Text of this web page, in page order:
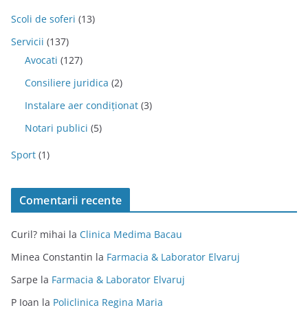
Scoli de soferi (13)
Servicii (137)
Avocati (127)
Consiliere juridica (2)
Instalare aer condiționat (3)
Notari publici (5)
Sport (1)
Comentarii recente
Curil? mihai la Clinica Medima Bacau
Minea Constantin la Farmacia & Laborator Elvaruj
Sarpe la Farmacia & Laborator Elvaruj
P Ioan la Policlinica Regina Maria